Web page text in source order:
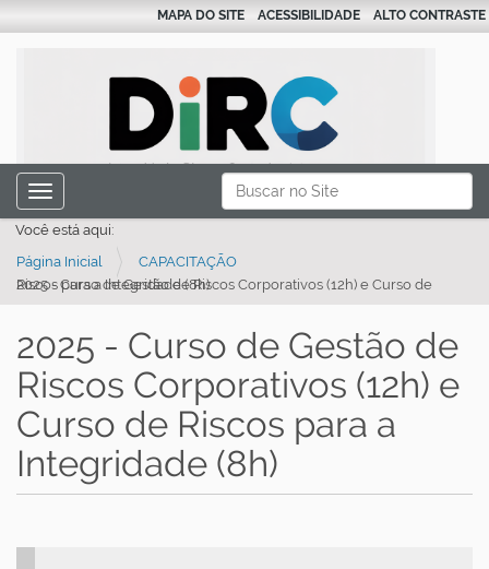
Busca
Busca Avançada…
MAPA DO SITE ACESSIBILIDADE ALTO CONTRASTE
Toggle navigation
Você está aqui:
Página Inicial
CAPACITAÇÃO
2025 - Curso de Gestão de Riscos Corporativos (12h) e Curso de Riscos para a Integridade (8h)
2025 - Curso de Gestão de
Riscos Corporativos (12h) e
Curso de Riscos para a
Integridade (8h)